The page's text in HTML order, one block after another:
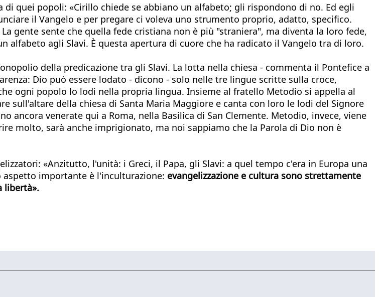
quei popoli: «Cirillo chiede se abbiano un alfabeto; gli rispondono di no. Ed egli
il Vangelo e per pregare ci voleva uno strumento proprio, adatto, specifico.
gente sente che quella fede cristiana non è più "straniera", ma diventa la loro fede,
alfabeto agli Slavi. È questa apertura di cuore che ha radicato il Vangelo tra di loro.
della predicazione tra gli Slavi. La lotta nella chiesa - commenta il Pontefice a
Dio può essere lodato - dicono - solo nelle tre lingue scritte sulla croce,
ogni popolo lo lodi nella propria lingua. Insieme al fratello Metodio si appella al
sull'altare della chiesa di Santa Maria Maggiore e canta con loro le lodi del Signore
venerate qui a Roma, nella Basilica di San Clemente. Metodio, invece, viene
molto, sarà anche imprigionato, ma noi sappiamo che la Parola di Dio non è
«Anzitutto, l'unità: i Greci, il Papa, gli Slavi: a quel tempo c'era in Europa una
aspetto importante è l'inculturazione: evangelizzazione e cultura sono strettamente
libertà».